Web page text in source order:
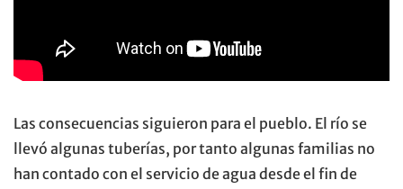
Las consecuencias siguieron para el pueblo. El río se
llevó algunas tuberías, por tanto algunas familias no
han contado con el servicio de agua desde el fin de